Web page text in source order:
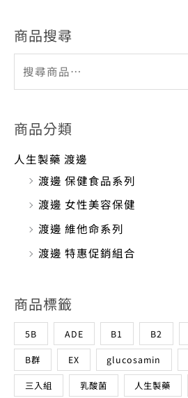
商品搜尋
商品分類
人生製藥 渡邊
渡邊 保健食品系列
渡邊 女性美容保健
渡邊 維他命系列
渡邊 特惠促銷組合
商品標籤
5B ADE B1 B2
B群 EX glucosamin
三入組 乳酸菌 人生製藥